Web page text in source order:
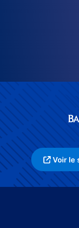
Voir le